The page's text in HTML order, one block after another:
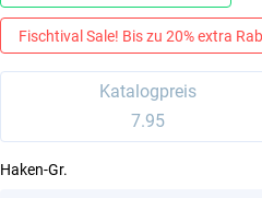
Fischtival Sale! Bis zu 20% extra
Katalogpreis
7.95
Haken-Gr.